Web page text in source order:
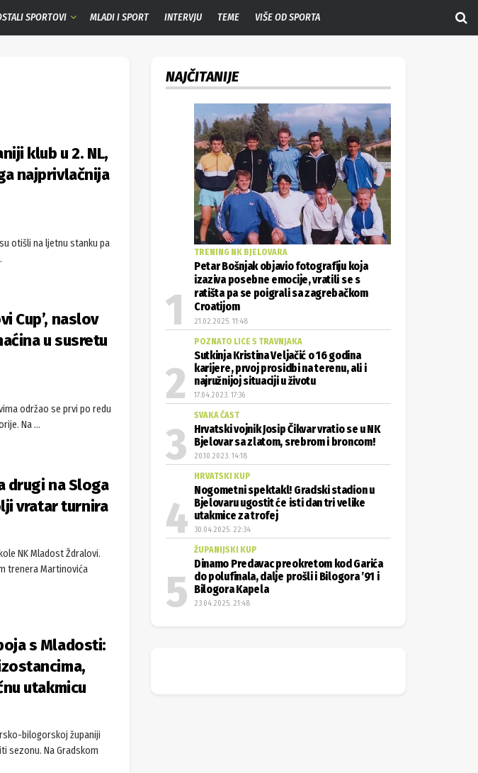
SPORTOVI MLADI I SPORT INTERVJU TEME VIŠE OD SPORTA
klub u 2. NL,
najprivlačnija
otišli na ljetnu stanku pa
Cup’, naslov
u susretu
održao se prvi po redu
Na ...
drugi na Sloga
vratar turnira
NK Mladost Ždralovi.
trenera Martinovića
s Mladosti:
utakmicu
bilogorskoj županiji
sezonu. Na Gradskom
NAJČITANIJE
TRENING NK BJELOVARA
Petar Bošnjak objavio fotografiju koja
izaziva posebne emocije, vratili se s
ratišta pa se poigrali sa zagrebačkom
Croatijom
21.02.2025. 11:48
POZNATO LICE S TRAVNJAKA
Sutkinja Kristina Veljačić o 16 godina
karijere, prvoj prosidbi na terenu, ali i
najružnijoj situaciji u životu
17.04.2023. 17:36
SVAKA ČAST
Hrvatski vojnik Josip Čikvar vratio se u NK
Bjelovar sa zlatom, srebrom i broncom!
20.10.2023. 14:18
HRVATSKI KUP
Nogometni spektakl! Gradski stadion u
Bjelovaru ugostit će isti dan tri velike
utakmice za trofej
30.04.2025. 22:34
ŽUPANIJSKI KUP
Dinamo Predavac preokretom kod Garića
do polufinala, dalje prošli i Bilogora ’91 i
Bilogora Kapela
23.04.2025. 21:48